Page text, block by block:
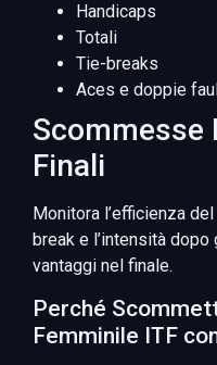
Handicaps
Totali
Tie-breaks
Aces e doppie
Scommesse
Finali
Monitora l’efficienza
break e l’intensità
vantaggi nel finale.
Perché
Femminile ITF